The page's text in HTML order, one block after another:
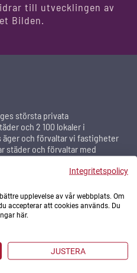
till utvecklingen av
Bilden.
största privata
och 2 100 lokaler i
och förvaltar vi fastigheter
städer och förvaltar med
högt på agendan och genom
sker områdesutvecklingen
intressenter för att skapa
trivs och bor kvar länge.
Integritetspolicy
upplevelse av vår webbplats. Om
accepterar att cookies används. Du
här.
JUSTERA